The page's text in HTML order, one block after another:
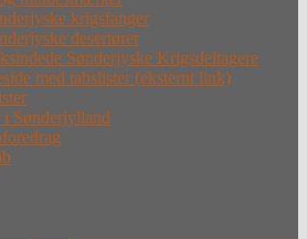
krigsfanger
desertører
Sønderjyske Krigsdeltagere
med tabslister (eksternt link)
i Sønderjylland